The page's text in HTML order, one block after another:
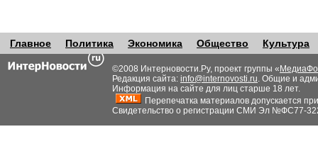
Главное Политика Экономика Общество Культура
©2008 Интерновости.Ру, проект группы «
Редакция сайта: info@internovosti.ru. Общие и
Информация на сайте для лиц старше 18 лет.
Перепечатка материалов допускается
Свидетельство о регистрации СМИ Эл №ФС77-